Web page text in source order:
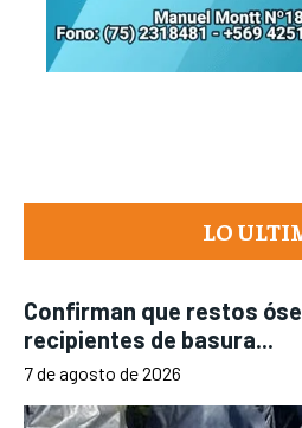
LO
Confirman que restos
recipientes de basura...
7 de agosto de 2026